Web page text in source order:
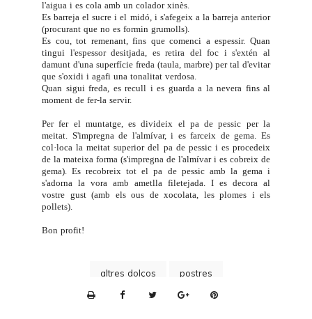
l'aigua i es cola amb un colador xinès.
Es barreja el sucre i el midó, i s'afegeix a la barreja anterior
(procurant que no es formin grumolls).
Es cou, tot remenant, fins que comenci a espessir. Quan
tingui l'espessor desitjada, es retira del foc i s'extén al
damunt d'una superfície freda (taula, marbre) per tal d'evitar
que s'oxidi i agafi una tonalitat verdosa.
Quan sigui freda, es recull i es guarda a la nevera fins al
moment de fer-la servir.
Per fer el muntatge, es divideix el pa de pessic per la
meitat. S'impregna de l'almívar, i es farceix de gema. Es
col·loca la meitat superior del pa de pessic i es procedeix
de la mateixa forma (s'impregna de l'almívar i es cobreix de
gema). Es recobreix tot el pa de pessic amb la gema i
s'adorna la vora amb ametlla filetejada. I es decora al
vostre gust (amb els ous de xocolata, les plomes i els
pollets).
Bon profit!
altres dolços
postres